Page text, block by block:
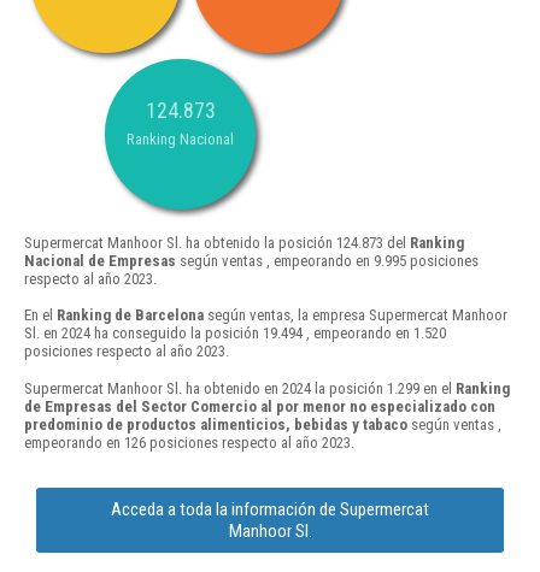
124.873
Ranking Nacional
Supermercat Manhoor Sl. ha obtenido la posición 124.873 del Ranking
Nacional de Empresas según ventas , empeorando en 9.995 posiciones
respecto al año 2023.
En el Ranking de Barcelona según ventas, la empresa Supermercat Manhoor
Sl. en 2024 ha conseguido la posición 19.494 , empeorando en 1.520
posiciones respecto al año 2023.
Supermercat Manhoor Sl. ha obtenido en 2024 la posición 1.299 en el Ranking
de Empresas del Sector Comercio al por menor no especializado con
predominio de productos alimenticios, bebidas y tabaco según ventas ,
empeorando en 126 posiciones respecto al año 2023.
Acceda a toda la información de Supermercat
Manhoor Sl.